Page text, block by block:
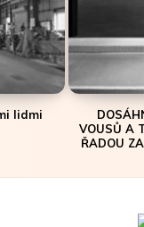
lidmi
VOUSŮ A
ŘADOU